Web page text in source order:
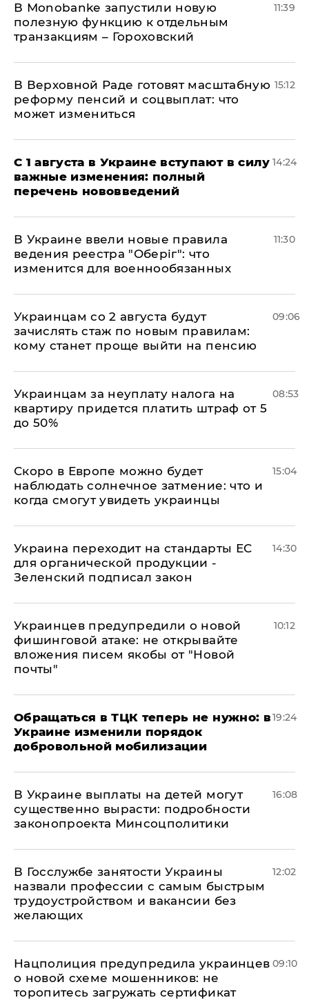
В Мonobankе запустили новую
полезную функцию к отдельным
транзакциям – Гороховский
11:39
В Верховной Раде готовят масштабную
реформу пенсий и соцвыплат: что
может измениться
15:12
С 1 августа в Украине вступают в силу
важные изменения: полный
перечень нововведений
14:24
В Украине ввели новые правила
ведения реестра "Оберіг": что
изменится для военнообязанных
11:30
Украинцам со 2 августа будут
зачислять стаж по новым правилам:
кому станет проще выйти на пенсию
09:06
Украинцам за неуплату налога на
квартиру придется платить штраф от 5
до 50%
08:53
Скоро в Европе можно будет
наблюдать солнечное затмение: что и
когда смогут увидеть украинцы
15:04
Украина переходит на стандарты ЕС
для органической продукции -
Зеленский подписал закон
14:30
Украинцев предупредили о новой
фишинговой атаке: не открывайте
вложения писем якобы от "Новой
почты"
10:12
Обращаться в ТЦК теперь не нужно: в
Украине изменили порядок
добровольной мобилизации
19:24
В Украине выплаты на детей могут
существенно вырасти: подробности
законопроекта Минсоцполитики
16:08
В Госслужбе занятости Украины
назвали профессии с самым быстрым
трудоустройством и вакансии без
желающих
12:02
Нацполиция предупредила украинцев
о новой схеме мошенников: не
торопитесь загружать сертификат
09:10